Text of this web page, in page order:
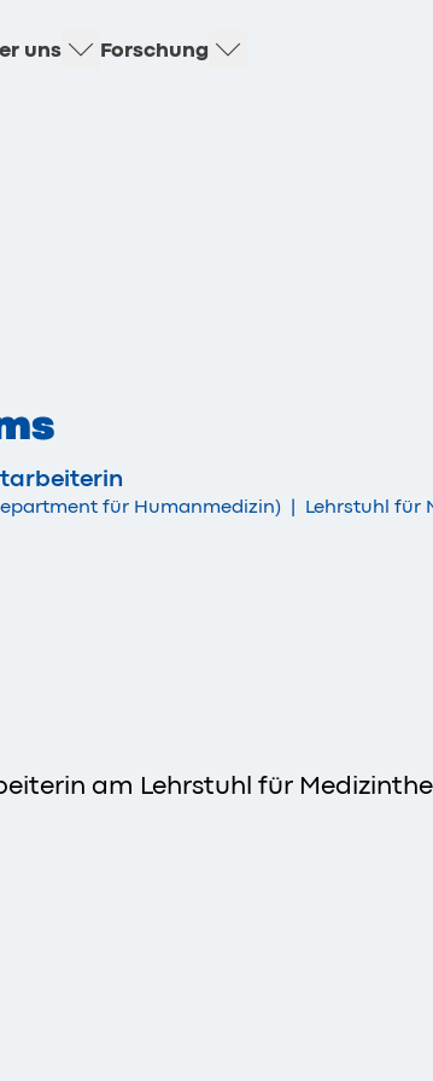
uns Forschung
für Humanmedizin) | Lehrstuhl für
am Lehrstuhl für